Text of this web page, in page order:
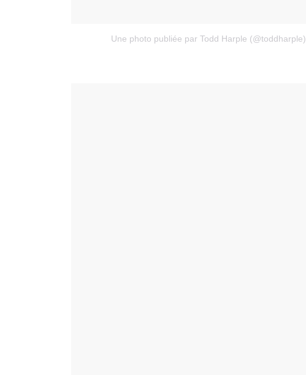
Une photo publiée par Todd Harple (@toddharple)